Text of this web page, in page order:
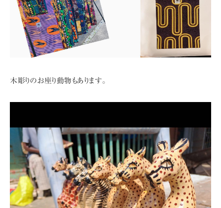
木彫りのお座り動物もあります。